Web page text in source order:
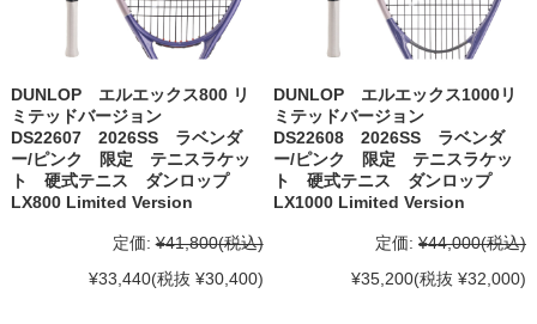
DUNLOP エルエックス800 リ
ミテッドバージョン
DS22607 2026SS ラベンダ
ー/ピンク 限定 テニスラケッ
ト 硬式テニス ダンロップ
LX800 Limited Version
定価: ¥41,800(税込)
¥33,440(税抜 ¥30,400)
DUNLOP エルエックス1000リ
ミテッドバージョン
DS22608 2026SS ラベンダ
ー/ピンク 限定 テニスラケッ
ト 硬式テニス ダンロップ
LX1000 Limited Version
定価: ¥44,000(税込)
¥35,200(税抜 ¥32,000)